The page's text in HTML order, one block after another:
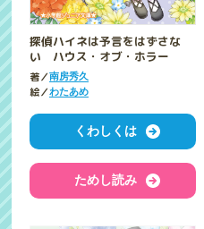
探偵ハイネは予言をはずさな
い ハウス・オブ・ホラー
著／南房秀久
絵／わたあめ
くわしくは
ためし読み